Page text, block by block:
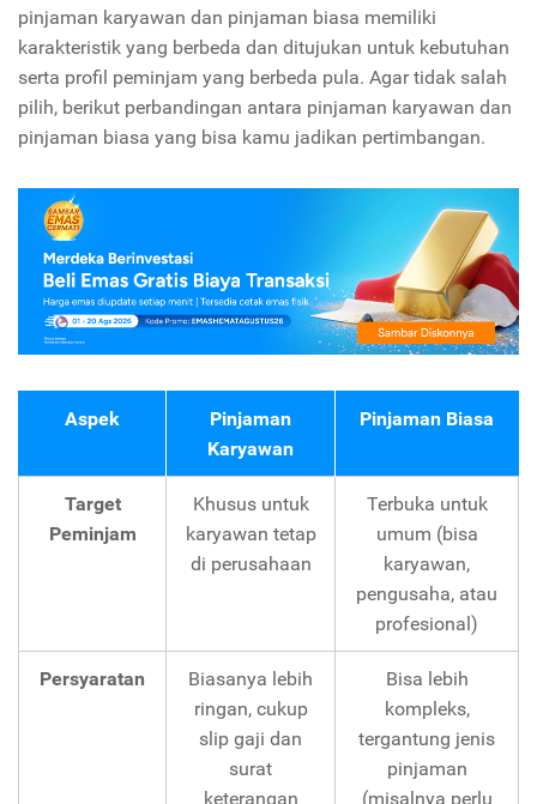
pinjaman karyawan dan pinjaman biasa memiliki
karakteristik yang berbeda dan ditujukan untuk kebutuhan
serta profil peminjam yang berbeda pula. Agar tidak salah
pilih, berikut perbandingan antara pinjaman karyawan dan
pinjaman biasa yang bisa kamu jadikan pertimbangan.
Aspek
Pinjaman
Karyawan
Pinjaman Biasa
Target
Peminjam
Khusus untuk
karyawan tetap
di perusahaan
Terbuka untuk
umum (bisa
karyawan,
pengusaha, atau
profesional)
Persyaratan
Biasanya lebih
ringan, cukup
slip gaji dan
surat
keterangan
Bisa lebih
kompleks,
tergantung jenis
pinjaman
(misalnya perlu